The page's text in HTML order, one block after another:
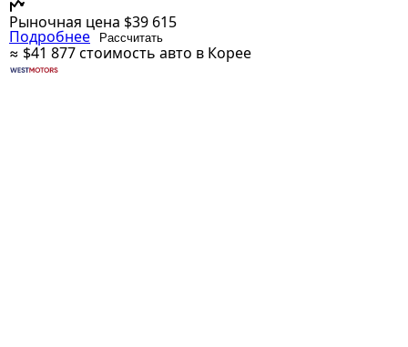
Рыночная цена $39 615
Подробнее Рассчитать
≈ $41 877стоимость авто в Корее